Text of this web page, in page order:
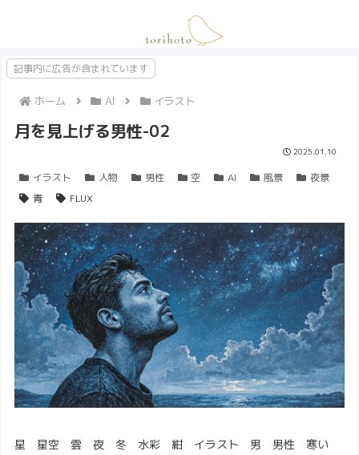
記事内に広告が含まれています
ホーム AI イラスト
月を見上げる男性-02
2025.01.10
イラスト 人物 男性 空 AI 風景
夜景
青
FLUX
星 星空 雲 夜 冬 水彩 紺 イラスト 男 男性 寒い